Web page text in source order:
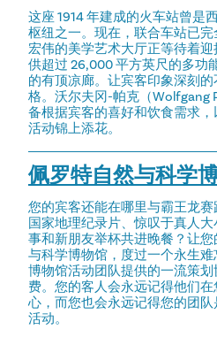
这座 1914 年建成的火车站曾是
枢纽之一。现在，联合车站已
宏伟的美学艺术大厅正等待着
供超过 26,000 平方英尺的多功
的有顶凉廊。让宾客印象深刻
格。沃尔夫冈-帕克（Wolfgang
备根据宾客的喜好和饮食需求
活动锦上添花。
佩罗特自然与科学
您的宾客还能在哪里与霸王龙
国家地理纪录片、惊叹于真人
事和新朋友举杯共进晚餐？让
与科学博物馆，度过一个永生
博物馆活动团队提供的一流策
费。您的客人会永远记得他们
心，而您也会永远记得您的团
活动。